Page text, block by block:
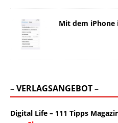
Mit dem iPhone
– VERLAGSANGEBOT –
Digital Life – 111 Tipps